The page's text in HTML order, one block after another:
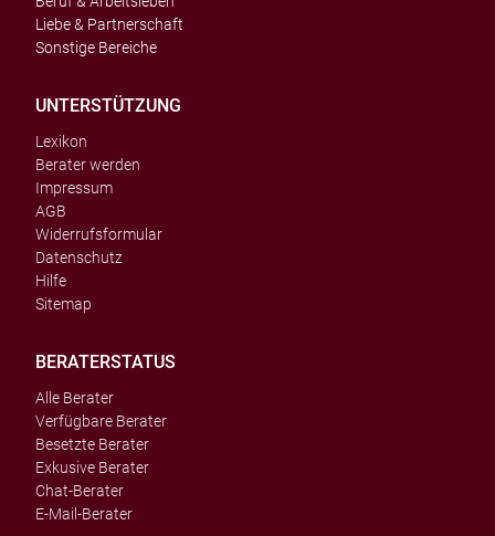
Liebe & Partnerschaft
Sonstige Bereiche
UNTERSTÜTZUNG
Lexikon
Berater werden
Impressum
AGB
Widerrufsformular
Datenschutz
Hilfe
Sitemap
BERATERSTATUS
Alle Berater
Verfügbare Berater
Besetzte Berater
Exkusive Berater
Chat-Berater
E-Mail-Berater